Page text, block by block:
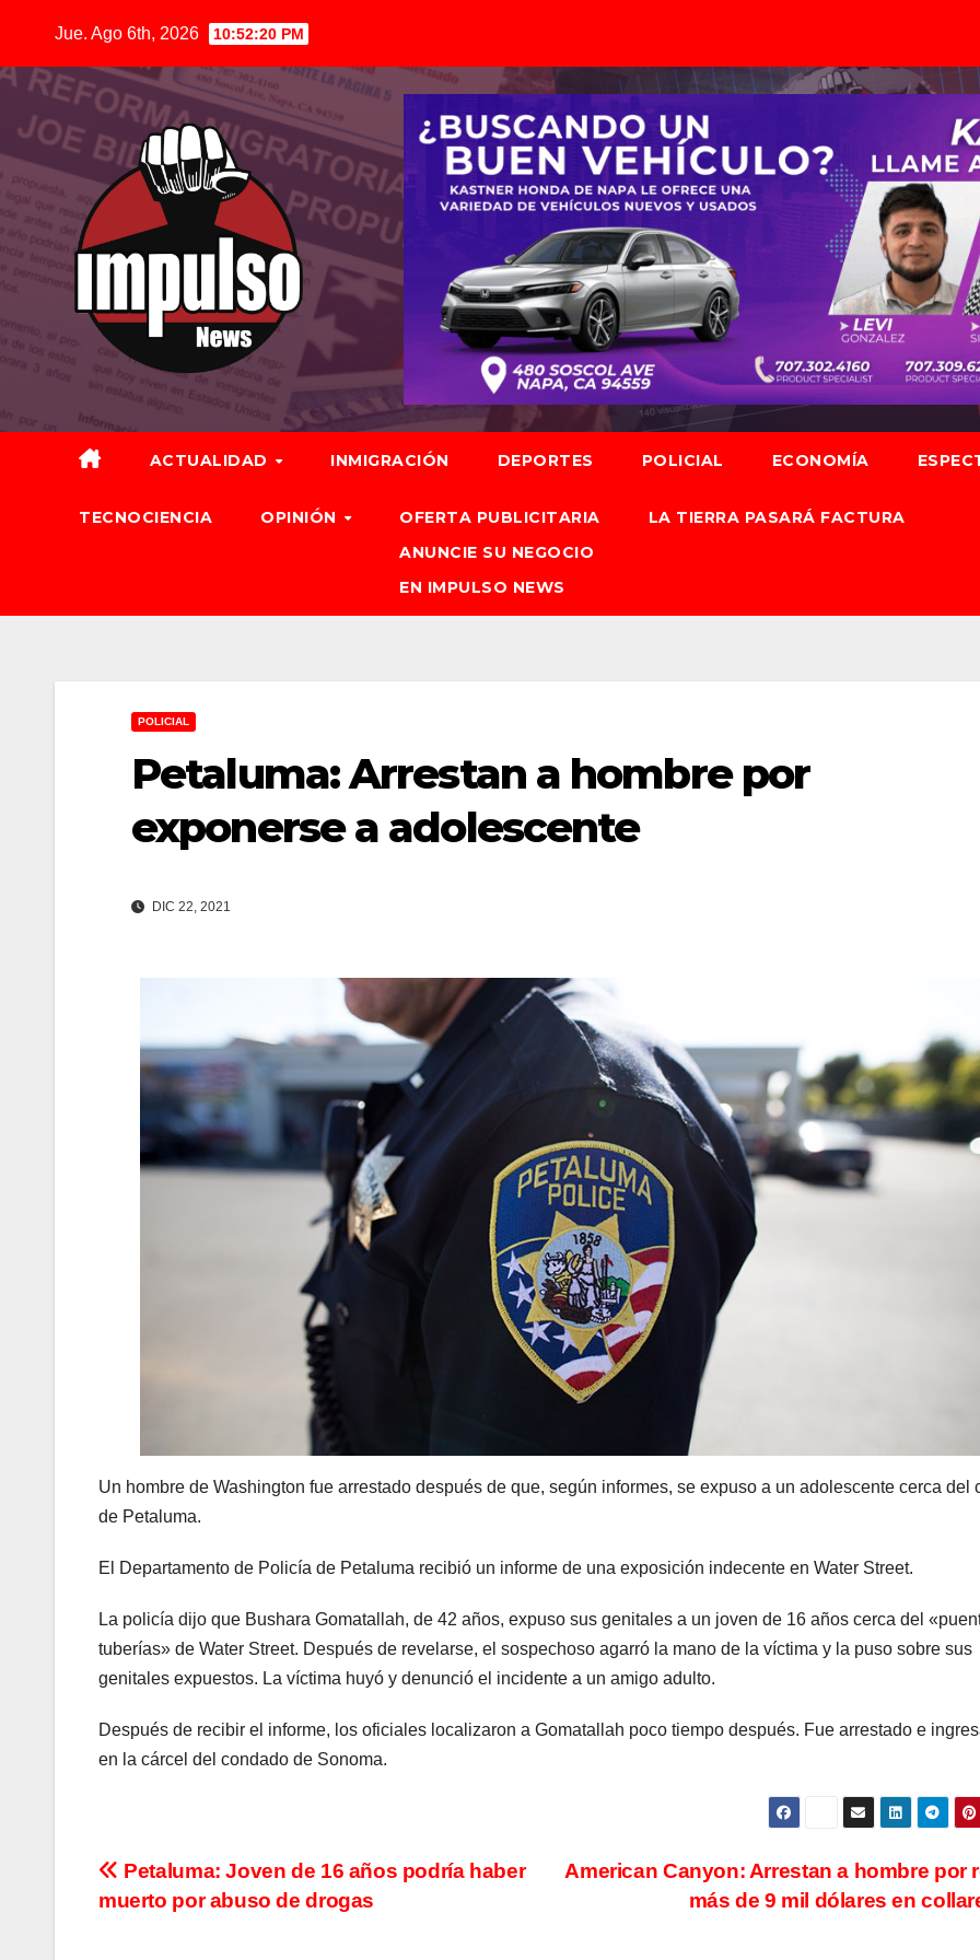
contenido
Jue. Ago 6th, 2026 10:52:22 PM
ACTUALIDAD INMIGRACIÓN DEPORTES POLICIAL ECONOMÍA
TECNOCIENCIA OPINIÓN
OFERTA PUBLICITARIA
ANUNCIE SU NEGOCIO
EN IMPULSO NEWS
LA TIERRA PASARÁ FACTURA
POLICIAL
Petaluma: Arrestan a hombre por
exponerse a adolescente
DIC 22, 2021
Un hombre de Washington fue arrestado después de que, según informes, se expuso a un adolescente cerca del
de Petaluma.
El Departamento de Policía de Petaluma recibió un informe de una exposición indecente en Water Street.
La policía dijo que Bushara Gomatallah, de 42 años, expuso sus genitales a un joven de 16 años cerca del
tuberías» de Water Street. Después de revelarse, el sospechoso agarró la mano de la víctima y la puso sobre sus
genitales expuestos. La víctima huyó y denunció el incidente a un amigo adulto.
Después de recibir el informe, los oficiales localizaron a Gomatallah poco tiempo después. Fue arrestado e
en la cárcel del condado de Sonoma.
Navegación
American Canyon: Arrestan a hombre por
más de 9 mil dólares en
Petaluma: Joven de 16 años podría haber
muerto por abuso de drogas